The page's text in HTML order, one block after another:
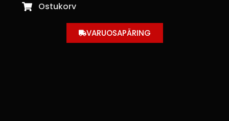
Ostukorv
VARUOSAPÄRING